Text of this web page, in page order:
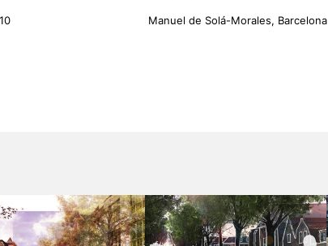
Manuel de Solá-Morales, Barcelona